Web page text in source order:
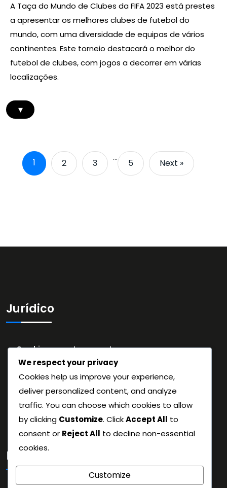
A Taça do Mundo de Clubes da FIFA 2023 está prestes
a apresentar os melhores clubes de futebol do
mundo, com uma diversidade de equipas de vários
continentes. Este torneio destacará o melhor do
futebol de clubes, com jogos a decorrer em várias
localizações.
▾
1 2 3
…
5 Next »
Jurídico
Cookies e rastreamento
Fale conosco
Sobre nós
Política de privacidade
Acordo do usuário
Pesquisar
We respect your privacy
Cookies help us improve your experience,
deliver personalized content, and analyze
traffic. You can choose which cookies to allow
by clicking Customize. ClickAccept All to
consent or Reject All to decline non-essential
cookies.
Customize